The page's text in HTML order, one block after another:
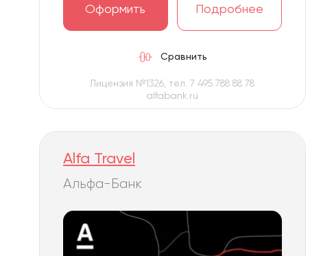
Оформить Подробнее
Сравнить
Лицензия №1326, тел. 7 495 788 88 78
alfabank.ru
Alfa Travel
Альфа-Банк